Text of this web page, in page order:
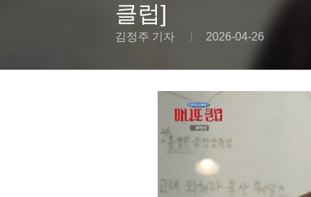
클럽]
김정주 기자 2026-04-26